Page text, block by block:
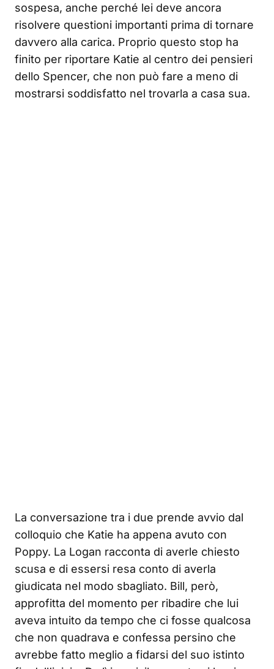
sospesa, anche perché lei deve ancora
risolvere questioni importanti prima di tornare
davvero alla carica. Proprio questo stop ha
finito per riportare Katie al centro dei pensieri
dello Spencer, che non può fare a meno di
mostrarsi soddisfatto nel trovarla a casa sua.
La conversazione tra i due prende avvio dal
colloquio che Katie ha appena avuto con
Poppy. La Logan racconta di averle chiesto
scusa e di essersi resa conto di averla
giudicata nel modo sbagliato. Bill, però,
approfitta del momento per ribadire che lui
aveva intuito da tempo che ci fosse qualcosa
che non quadrava e confessa persino che
avrebbe fatto meglio a fidarsi del suo istinto